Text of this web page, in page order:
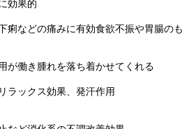
効果的
痢などの痛みに有効食欲不振や胃腸のも
が働き腫れを落ち着かせてくれる
ラックス効果、 発汗作用